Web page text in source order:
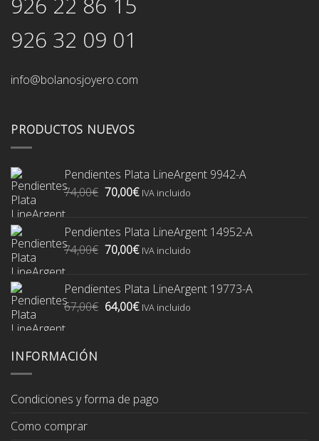
926 32 09 01
info@bolanosjoyero.com
PRODUCTOS NUEVOS
Pendientes Plata LineArgent 9942-A
74,00€ El
era:
74,00€.
70,00€El
es:
70,00€.
IVA incluido
Pendientes Plata LineArgent 14952-A
74,00€ El
era:
74,00€.
70,00€El
es:
70,00€.
IVA incluido
Pendientes Plata LineArgent 19773-A
67,00€ El
64,00€ElIVA incluido
INFORMACIÓN
Condiciones y forma de pago
Como comprar